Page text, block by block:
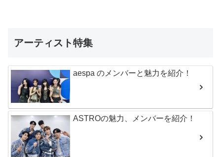
アーティスト特集
aespa のメンバーと魅力を紹介！
ASTROの魅力、メンバーを紹介！